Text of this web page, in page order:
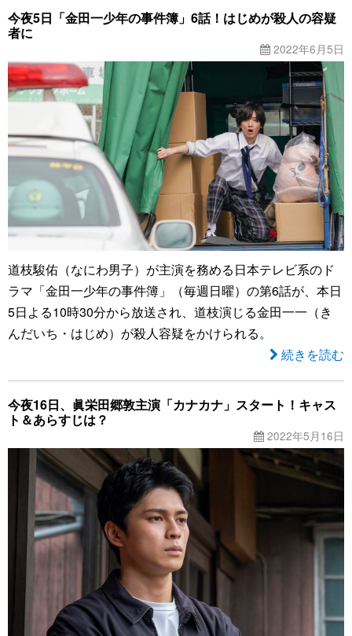
今夜5日「金田一少年の事件簿」6話！はじめが殺人の容疑
者に
2022年6月5日
道枝駿佑（なにわ男子）が主演を務める日本テレビ系のド
ラマ「金田一少年の事件簿」（毎週日曜）の第6話が、本日
5日よる10時30分から放送され、道枝演じる金田一一（き
んだいち・はじめ）が殺人容疑をかけられる。
続きを読む
今夜16日、眞栄田郷敦主演「カナカナ」スタート！キャス
ト＆あらすじは？
2022年5月16日